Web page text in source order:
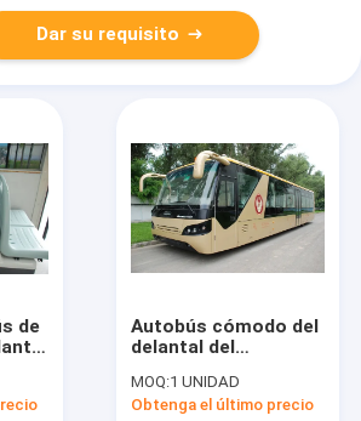
Dar su requisito
de
Autobús cómodo del
delantal del
del motor diesel 13
con el delantal de
MOQ:1 UNIDAD
Obtenga el último precio